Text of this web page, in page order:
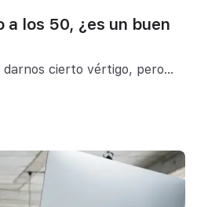
a los 50, ¿es un buen
darnos cierto vértigo, pero…